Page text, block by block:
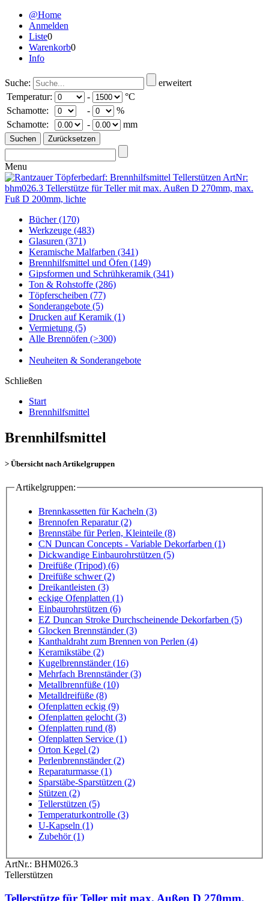
@Home
Anmelden
Liste0
Warenkorb0
Info
Suche:
erweitert
Temperatur:
-
°C
Schamotte:
-
%
Schamotte:
- mm
Menu
Bücher(170)
Werkzeuge (483)
Glasuren (371)
Keramische Malfarben (341)
Brennhilfsmittel und Öfen (149)
Gipsformen und Schrühkeramik (341)
Ton & Rohstoffe (286)
Töpferscheiben (77)
Sonderangebote (5)
Drucken auf Keramik (1)
Vermietung (5)
Alle Brennöfen (>300)
Neuheiten & Sonderangebote
Schließen
Start
Brennhilfsmittel
Brennhilfsmittel
> Übersicht nach Artikelgruppen
Artikelgruppen:
Brennkassetten für Kacheln (3)
Brennofen Reparatur (2)
Brennstäbe für Perlen, Kleinteile (8)
CN Duncan Concepts - Variable Dekorfarben (1)
Dickwandige Einbaurohrstützen (5)
Dreifüße (Tripod) (6)
Dreifüße schwer (2)
Dreikantleisten (3)
eckige Ofenplatten (1)
Einbaurohrstützen (6)
EZ Duncan Stroke Durchscheinende Dekorfarben (5)
Glocken Brennständer (3)
Kanthaldraht zum Brennen von Perlen (4)
Keramikstäbe (2)
Kugelbrennständer (16)
Mehrfach Brennständer (3)
Metallbrennfüße (10)
Metalldreifüße (8)
Ofenplatten eckig (9)
Ofenplatten gelocht (3)
Ofenplatten rund (8)
Ofenplatten Service (1)
Orton Kegel (2)
Perlenbrennständer (2)
Reparaturmasse (1)
Sparstäbe-Sparstützen (2)
Stützen (2)
Tellerstützen (5)
Temperaturkontrolle (3)
U-Kapseln (1)
Zubehör (1)
ArtNr.: BHM026.3
Tellerstützen
Tellerstütze für Teller mit max. Außen D 270mm,